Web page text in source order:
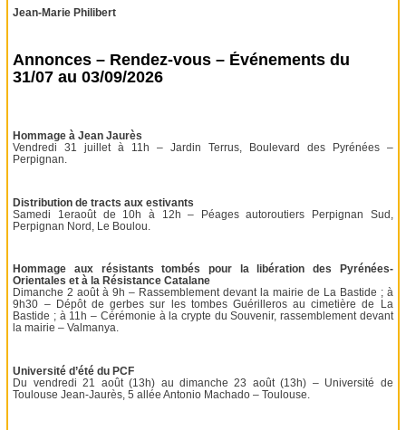
Jean-Marie Philibert
Annonces – Rendez-vous – Événements du
31/07 au 03/09/2026
Hommage à Jean Jaurès
Vendredi 31 juillet à 11h – Jardin Terrus, Boulevard des Pyrénées –
Perpignan.
Distribution de tracts aux estivants
Samedi 1eraoût de 10h à 12h – Péages autoroutiers Perpignan Sud,
Perpignan Nord, Le Boulou.
Hommage aux résistants tombés pour la libération des Pyrénées-
Orientales et à la Résistance Catalane
Dimanche 2 août à 9h – Rassemblement devant la mairie de La Bastide ; à
9h30 – Dépôt de gerbes sur les tombes Guérilleros au cimetière de La
Bastide ; à 11h – Cérémonie à la crypte du Souvenir, rassemblement devant
la mairie – Valmanya.
Université d’été du PCF
Du vendredi 21 août (13h) au dimanche 23 août (13h) – Université de
Toulouse Jean-Jaurès, 5 allée Antonio Machado – Toulouse.